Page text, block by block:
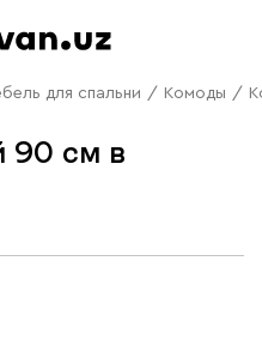
для спальни / Комоды /
90 см в